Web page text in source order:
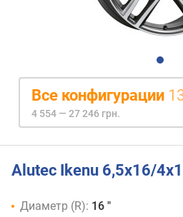
Все конфигурации
4 554 — 27 246 грн.
Alutec Ikenu 6,5x16/
Диаметр (R): 16 "